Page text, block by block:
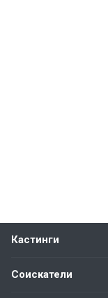
Кастинги
Соискатели